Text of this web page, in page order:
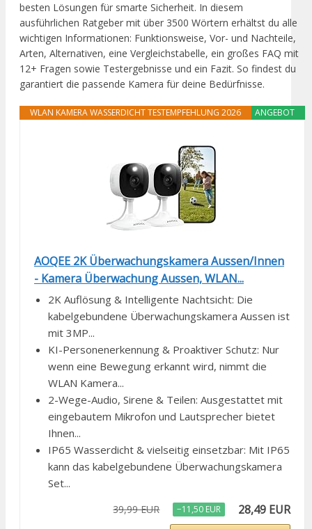
besten Lösungen für smarte Sicherheit. In diesem
ausführlichen Ratgeber mit über 3500 Wörtern erhältst du alle
wichtigen Informationen: Funktionsweise, Vor- und Nachteile,
Arten, Alternativen, eine Vergleichstabelle, ein großes FAQ mit
12+ Fragen sowie Testergebnisse und ein Fazit. So findest du
garantiert die passende Kamera für deine Bedürfnisse.
ANGEBOT
WLAN KAMERA WASSERDICHT TESTEMPFEHLUNG 2026
AOQEE 2K Überwachungskamera Aussen/Innen
- Kamera Überwachung Aussen, WLAN...
2K Auflösung & Intelligente Nachtsicht: Die
kabelgebundene Überwachungskamera Aussen ist
mit 3MP...
KI-Personenerkennung & Proaktiver Schutz: Nur
wenn eine Bewegung erkannt wird, nimmt die
WLAN Kamera...
2-Wege-Audio, Sirene & Teilen: Ausgestattet mit
eingebautem Mikrofon und Lautsprecher bietet
Ihnen...
IP65 Wasserdicht & vielseitig einsetzbar: Mit IP65
kann das kabelgebundene Überwachungskamera
Set...
39,99 EUR −11,50 EUR 28,49 EUR